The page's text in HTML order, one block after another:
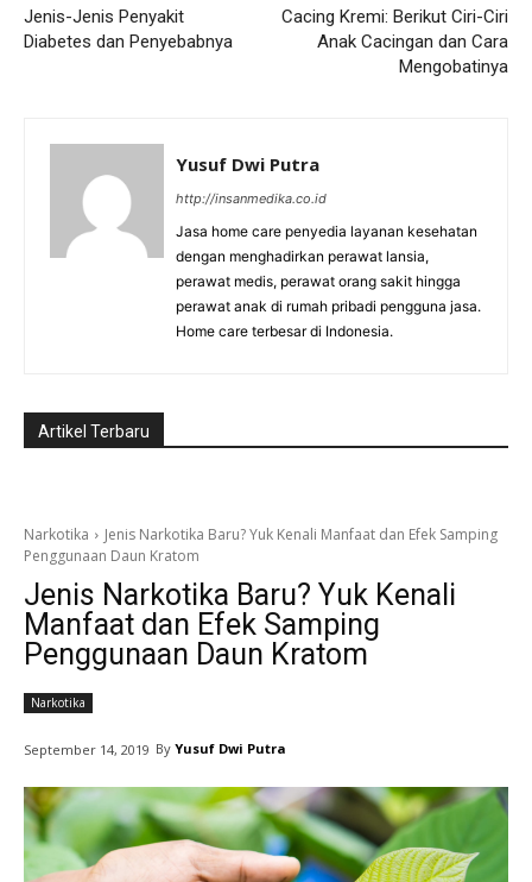
Jenis-Jenis Penyakit
Diabetes dan Penyebabnya
Cacing Kremi: Berikut Ciri-Ciri
Anak Cacingan dan Cara
Mengobatinya
Yusuf Dwi Putra
http://insanmedika.co.id
Jasa home care penyedia layanan kesehatan
dengan menghadirkan perawat lansia,
perawat medis, perawat orang sakit hingga
perawat anak di rumah pribadi pengguna jasa.
Home care terbesar di Indonesia.
Artikel Terbaru